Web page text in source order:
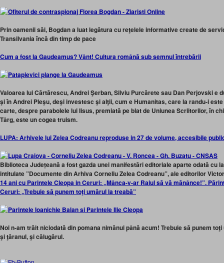
Prin oamenii săi, Bogdan a luat legătura cu reţelele informative create de
Transilvania încă din timp de pace
Cum a fost la Gaudeamus? Vânt! Cultura română sub semnul întrebării
Valoarea lui Cărtărescu, Andrei Şerban, Silviu Purcărete sau Dan Perjovski e
şi în Andrei Pleşu, deşi investesc şi alţii, cum e Humanitas, care la randu-i
carte, despre parabolele lui Iisus, premiată pe blat de Uniunea Scriitorilor, în
Târg, este un cogea truism.
LUPA: Arhivele lui Zelea Codreanu reproduse in 27 de volume, accesibile
Biblioteca Județeană a fost gazda unei manifestări editoriale aparte odată cu
intitulate ”Documente din Arhiva Corneliu Zelea Codreanu”, ale editorilor
14 ani cu Parintele Cleopa in Ceruri: „Mânca-v-ar Raiul să vă mănânce!”.
Ceruri: „Trebuie să punem toţi umărul la treabă”
Noi n-am trăit niciodată din pomana nimănui până acum! Trebuie să punem
şi ţăranul, şi călugărul.